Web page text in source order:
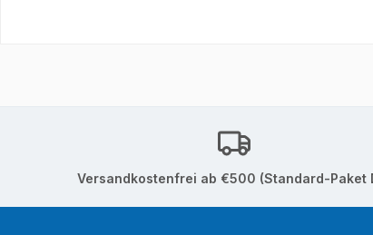
Versandkostenfrei ab €500 (Standard-Paket